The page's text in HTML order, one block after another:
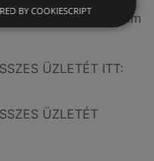
206,38 km
ÜZLETÉT ITT:
ÜZLETÉT
BY COOKIESCRIPT